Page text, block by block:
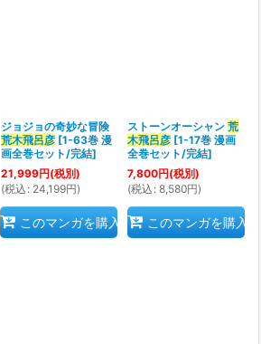
絞り込む
ジョジョの奇妙な冒険
荒木飛呂彦 [1-63巻 漫
画全巻セット/完結]
21,999円(税別)
(税込 : 24,199円)
このマンガを購入
ストーンオーシャン荒
木飛呂彦 [1-17巻 漫画
全巻セット/完結]
7,800円(税別)
(税込 : 8,580円)
このマンガを購入